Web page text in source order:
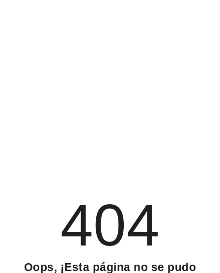
404
Oops, ¡Esta página no se pudo